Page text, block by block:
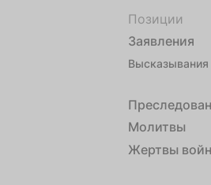
Позиции
Заявления
Высказывания
Молитвы
Жертвы